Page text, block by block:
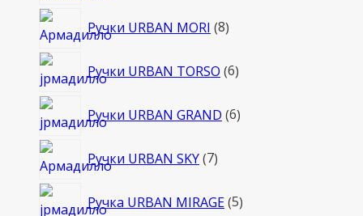
Ручки URBAN MORI 88
Ручки URBAN TORSO 66
Ручки URBAN GRAND 66
Ручки URBAN SKY 77
Ручка URBAN MIRAGE 55